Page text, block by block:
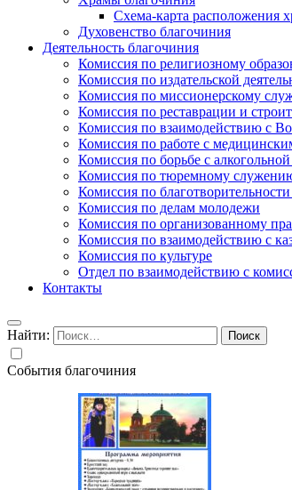
Схема-карта расположения
Духовенство благочиния
Деятельность благочиния
Комиссия по религиозному
Комиссия по издательской
Комиссия по миссионерскому
Комиссия по реставрации и
Комиссия по взаимодействию с
Комиссия по работе с
Комиссия по борьбе с
Комиссия по тюремному
Комиссия по
Комиссия по делам молодежи
Комиссия по организованному
Комиссия по взаимодействию с
Комиссия по культуре
Отдел по взаимодействию с
Контакты
Найти:
События благочиния